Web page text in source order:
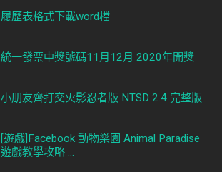
履歷表格式下載word檔
統一發票中獎號碼11月12月 2020年開獎
小朋友齊打交火影忍者版 NTSD 2.4 完整版
[遊戲]Facebook 動物樂園 Animal Paradise
遊戲教學攻略 ...